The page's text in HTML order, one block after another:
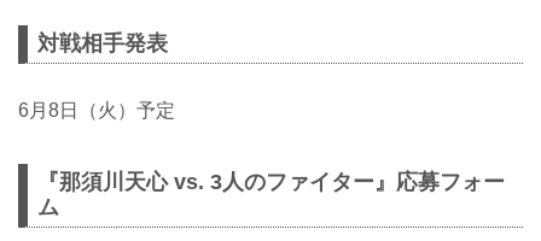
対戦相手発表
6月8日（火）予定
『那須川天心 vs. 3人のファイター』応募フォー
ム